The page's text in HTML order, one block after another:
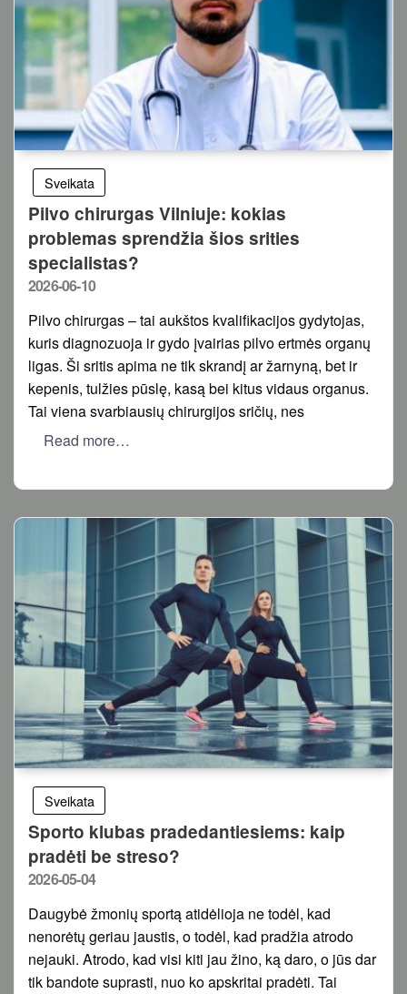
Sveikata
Pilvo chirurgas Vilniuje: kokias
problemas sprendžia šios srities
specialistas?
Posted
2026-06-10
Pilvo chirurgas – tai aukštos kvalifikacijos gydytojas,
kuris diagnozuoja ir gydo įvairias pilvo ertmės organų
ligas. Ši sritis apima ne tik skrandį ar žarnyną, bet ir
kepenis, tulžies pūslę, kasą bei kitus vidaus organus.
Tai viena svarbiausių chirurgijos sričių, nes
Read more…
Sveikata
Sporto klubas pradedantiesiems: kaip
pradėti be streso?
Posted
2026-05-04
Daugybė žmonių sportą atidėlioja ne todėl, kad
nenorėtų geriau jaustis, o todėl, kad pradžia atrodo
nejauki. Atrodo, kad visi kiti jau žino, ką daro, o jūs dar
tik bandote suprasti, nuo ko apskritai pradėti. Tai